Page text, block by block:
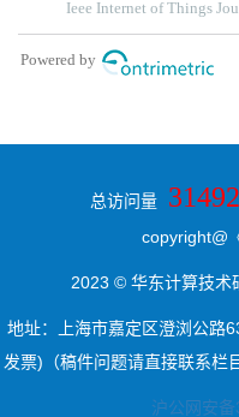
总访问量
copyright@
2023 © 华东计算技术
地址：上海市嘉定区澄浏公路
发票)（稿件问题请直接联系栏
沪公网安